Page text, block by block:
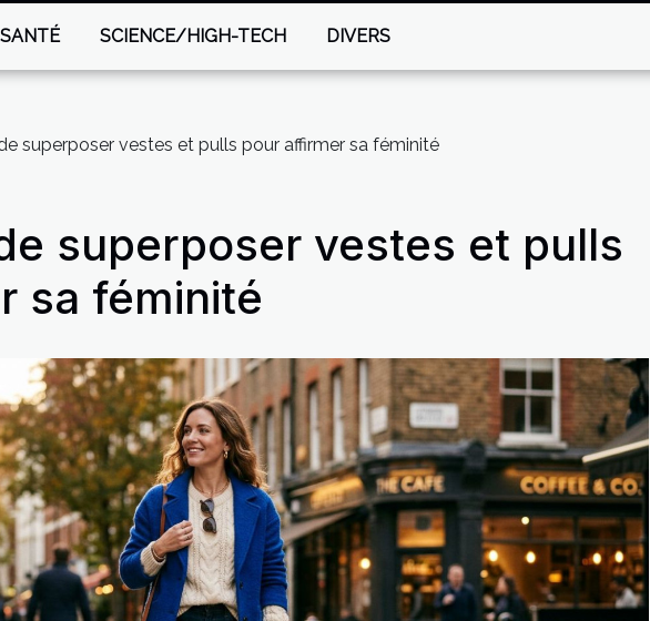
SANTÉ SCIENCE/HIGH-TECH DIVERS
de superposer vestes et pulls pour affirmer sa féminité
superposer vestes et pulls
sa féminité